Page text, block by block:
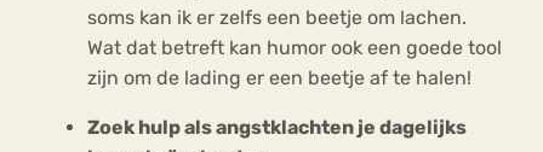
soms kan ik er zelfs een beetje om lachen.
Wat dat betreft kan humor ook een goede tool
zijn om de lading er een beetje af te halen!
Zoek hulp als angstklachten je dagelijks